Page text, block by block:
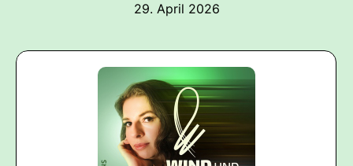
29. April 2026